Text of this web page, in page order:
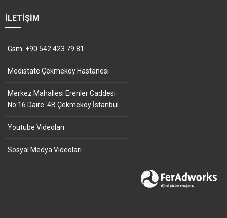
İLETIŞIM
Gsm: +90 542 423 79 81
Medistate Çekmeköy Hastanesi
Merkez Mahallesi Erenler Caddesi
No:16 Daire: 4B Çekmeköy İstanbul
Youtube Videoları
Sosyal Medya Videoları